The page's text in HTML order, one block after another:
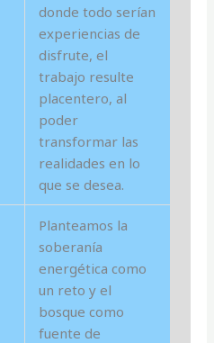
donde todo serían
experiencias de
disfrute, el
trabajo resulte
placentero, al
poder
transformar las
realidades en lo
que se desea.
Planteamos la
soberanía
energética como
un reto y el
bosque como
fuente de